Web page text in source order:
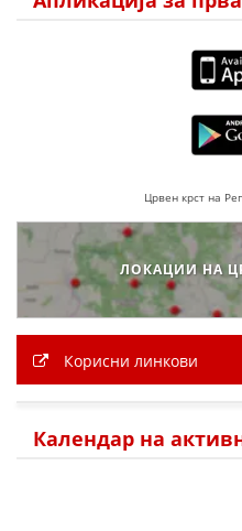
ЗНАЧЕЊЕ НА
ЗДРАВСТВЕНО
МЕНАЏМЕНТ
Црвен крст на
ЛОКАЦИИ НА
Корисни линкови
Календар на